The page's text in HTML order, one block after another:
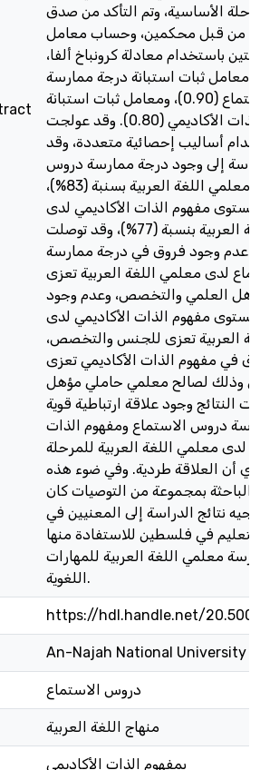
الأساسية، وتم التأكد من صدق
من قبل محكمين، وحساب معامل
باستخدام معادلة كرونباخ ألفا،
معامل ثبات استبانة درجة ممارسة
دروس الاستماع (0.90)، ومعامل ثبات استبانة
مفهوم الذات الأكاديمي (0.80). وقد عولجت
أساليب إحصائية متعددة، وقد
إلى وجود درجة ممارسة دروس
الاستماع لدى معلمي اللغة العربية بسنبة (83%)،
مفهوم الذات الأكاديمي لدى
معلمي اللغة العربية بنسبة (77%)، وقد توصلت
عدم وجود فروق في درجة ممارسة
لدى معلمي اللغة العربية تعزى
العلمي والتخصص، وعدم وجود
مفهوم الذات الأكاديمي لدى
العربية تعزى للجنس والتخصص،
في مفهوم الذات الأكاديمي تعزى
وذلك لصالح معلمي حاملي مؤهل
النتائج وجود علاقة ارتباطية قوية
دروس الاستماع ومفهوم الذات
لدى معلمي اللغة العربية للمرحلة
أي أن العلاقة طردية. وفي ضوء هذه
الباحثة بمجموعة من التوصيات كان
نتائج الدراسة إلى المعنيين في
والتعليم في فلسطين للاستفادة منها
معلمي اللغة العربية للمهارات
اللغوية.
https://hdl.handle.net/
An-Najah National University
دروس الاستماع
منهاج اللغة العربية
بمفهوم الذات الأكاديمي